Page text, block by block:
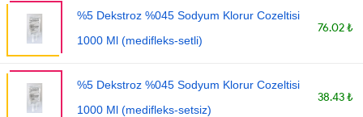
%5 Dekstroz %045 Sodyum Klorur Cozeltisi
1000 Ml (medifleks-setli)
76.02 ₺
%5 Dekstroz %045 Sodyum Klorur Cozeltisi
1000 Ml (medifleks-setsiz)
38.43 ₺